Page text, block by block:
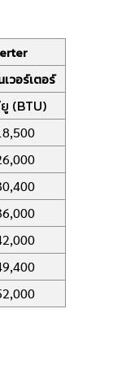
วอร์เตอร์
(BTU)